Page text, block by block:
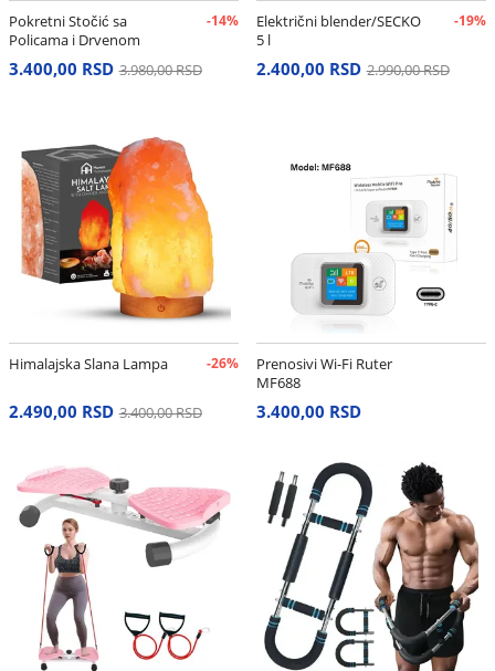
Pokretni Stočić sa
Policama i Drvenom
Pločom – Višenamenska
-14%
3.400,00 RSD 3.980,00 RSD
Električni blender/SECKO
5 l
-19%
2.400,00 RSD 2.990,00 RSD
Himalajska Slana Lampa -26%
2.490,00 RSD 3.400,00 RSD
Prenosivi Wi-Fi Ruter
MF688
3.400,00 RSD